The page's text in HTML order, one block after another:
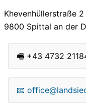
Khevenhüllerstraße 2
9800 Spittal an der
🖷 +43 4732
📧